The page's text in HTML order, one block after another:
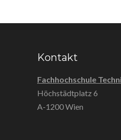
Kontakt
Fachhochschule
Höchstädtplatz 6
A-1200 Wien